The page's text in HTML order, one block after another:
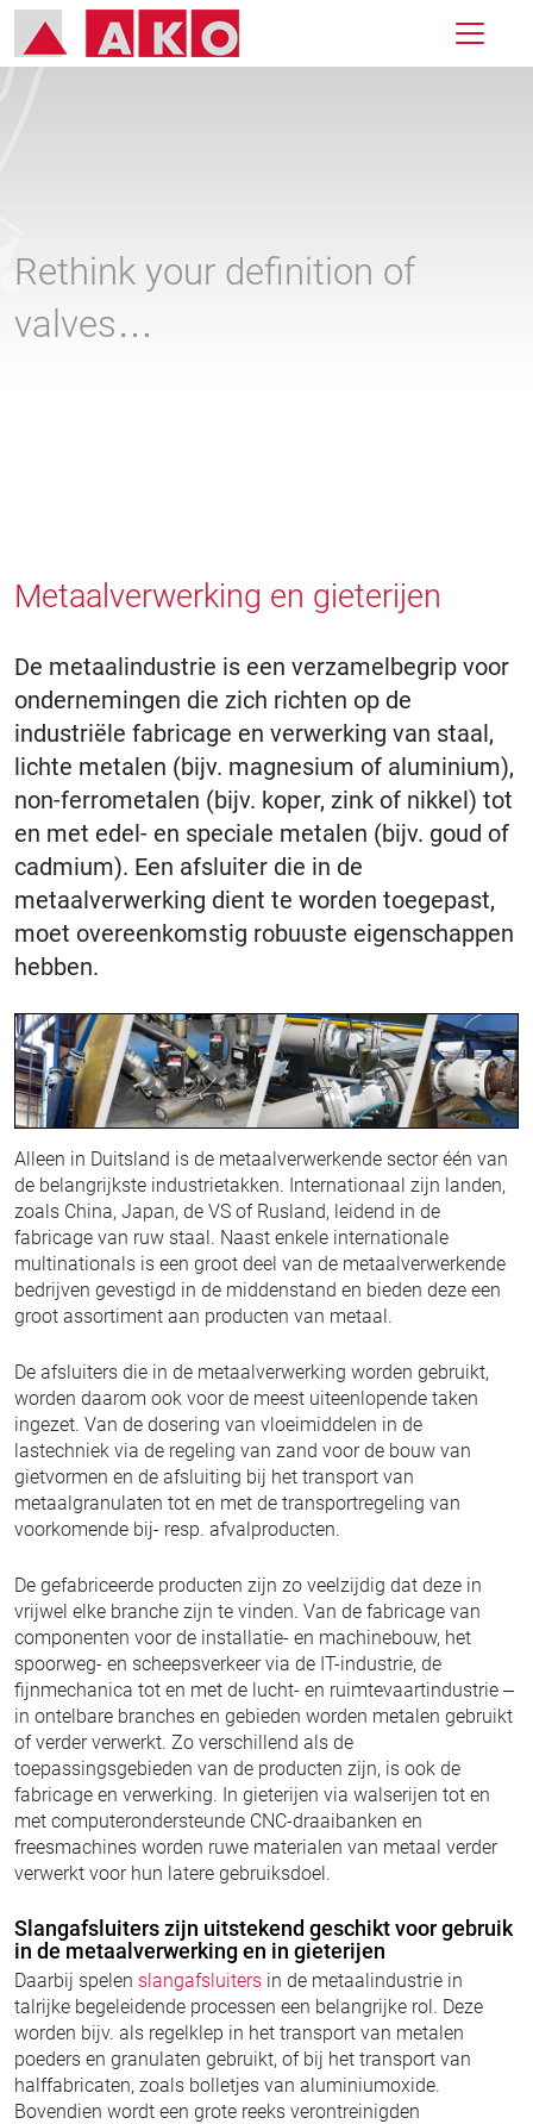
Rethink your definition of
valves…
Metaalverwerking en gieterijen
De metaalindustrie is een verzamelbegrip voor
ondernemingen die zich richten op de
industriële fabricage en verwerking van staal,
lichte metalen (bijv. magnesium of aluminium),
non-ferrometalen (bijv. koper, zink of nikkel) tot
en met edel- en speciale metalen (bijv. goud of
cadmium). Een afsluiter die in de
metaalverwerking dient te worden toegepast,
moet overeenkomstig robuuste eigenschappen
hebben.
Alleen in Duitsland is de metaalverwerkende sector één van
de belangrijkste industrietakken. Internationaal zijn landen,
zoals China, Japan, de VS of Rusland, leidend in de
fabricage van ruw staal. Naast enkele internationale
multinationals is een groot deel van de metaalverwerkende
bedrijven gevestigd in de middenstand en bieden deze een
groot assortiment aan producten van metaal.
De afsluiters die in de metaalverwerking worden gebruikt,
worden daarom ook voor de meest uiteenlopende taken
ingezet. Van de dosering van vloeimiddelen in de
lastechniek via de regeling van zand voor de bouw van
gietvormen en de afsluiting bij het transport van
metaalgranulaten tot en met de transportregeling van
voorkomende bij- resp. afvalproducten.
De gefabriceerde producten zijn zo veelzijdig dat deze in
vrijwel elke branche zijn te vinden. Van de fabricage van
componenten voor de installatie- en machinebouw, het
spoorweg- en scheepsverkeer via de IT-industrie, de
fijnmechanica tot en met de lucht- en ruimtevaartindustrie –
in ontelbare branches en gebieden worden metalen gebruikt
of verder verwerkt. Zo verschillend als de
toepassingsgebieden van de producten zijn, is ook de
fabricage en verwerking. In gieterijen via walserijen tot en
met computerondersteunde CNC-draaibanken en
freesmachines worden ruwe materialen van metaal verder
verwerkt voor hun latere gebruiksdoel.
Slangafsluiters zijn uitstekend geschikt voor gebruik
in de metaalverwerking en in gieterijen
Daarbij spelen slangafsluiters in de metaalindustrie in
talrijke begeleidende processen een belangrijke rol. Deze
worden bijv. als regelklep in het transport van metalen
poeders en granulaten gebruikt, of bij het transport van
halffabricaten, zoals bolletjes van aluminiumoxide.
Bovendien wordt een grote reeks verontreinigden